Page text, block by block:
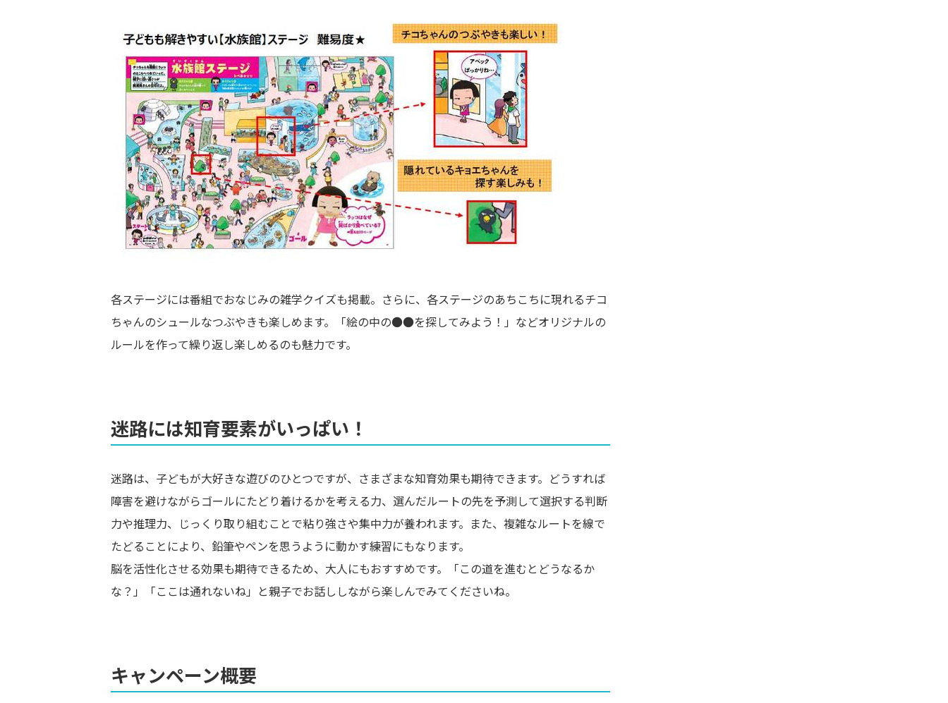
各ステージには番組でおなじみの雑学クイズも掲載。さらに、各ステージのあちこちに現れるチコ
ちゃんのシュールなつぶやきも楽しめます。「絵の中の●●を探してみよう！」などオリジナルの
ルールを作って繰り返し楽しめるのも魅力です。
迷路には知育要素がいっぱい！
迷路は、子どもが大好きな遊びのひとつですが、さまざまな知育効果も期待できます。どうすれば
障害を避けながらゴールにたどり着けるかを考える力、選んだルートの先を予測して選択する判断
力や推理力、じっくり取り組むことで粘り強さや集中力が養われます。また、複雑なルートを線で
たどることにより、鉛筆やペンを思うように動かす練習にもなります。
脳を活性化させる効果も期待できるため、大人にもおすすめです。「この道を進むとどうなるか
な？」「ここは通れないね」と親子でお話ししながら楽しんでみてくださいね。
キャンペーン概要